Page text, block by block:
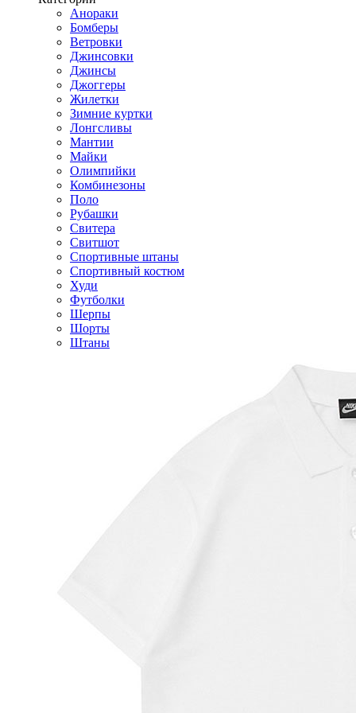
Анораки
Бомберы
Ветровки
Джинсовки
Джинсы
Джоггеры
Жилетки
Зимние куртки
Лонгсливы
Мантии
Майки
Олимпийки
Комбинезоны
Поло
Рубашки
Свитера
Свитшот
Спортивные штаны
Спортивный костюм
Худи
Футболки
Шерпы
Шорты
Штаны